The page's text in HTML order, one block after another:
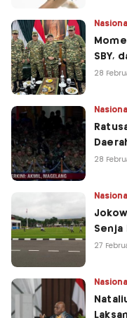
Nasional
SBY,
28
Nasional
28
Nasional
Senja
27
Nasional